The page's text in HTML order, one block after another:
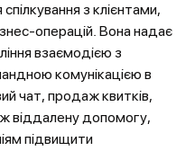
з клієнтами,
операцій. Вона надає
взаємодією з
комунікацією в
чат, продаж квитків,
віддалену допомогу,
підвищити